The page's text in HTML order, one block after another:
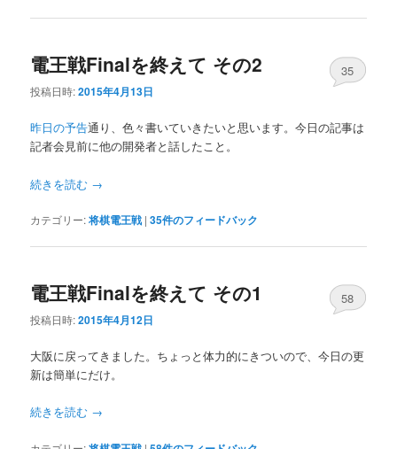
電王戦Finalを終えて その2
投稿日時:2015年4月13日
35
昨日の予告通り、色々書いていきたいと思います。今日の記事は
記者会見前に他の開発者と話したこと。
続きを読む →
カテゴリー:将棋電王戦 |35件のフィードバック
電王戦Finalを終えて その1
投稿日時:2015年4月12日
58
大阪に戻ってきました。ちょっと体力的にきついので、今日の更
新は簡単にだけ。
続きを読む →